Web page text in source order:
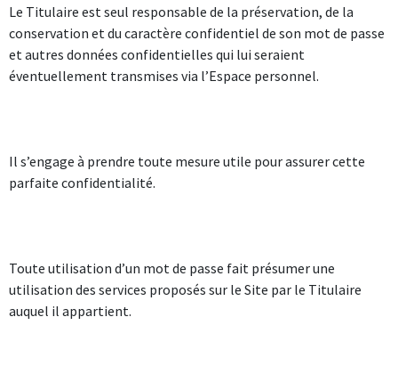
Le Titulaire est seul responsable de la préservation, de la
conservation et du caractère confidentiel de son mot de passe
et autres données confidentielles qui lui seraient
éventuellement transmises via l’Espace personnel.
Il s’engage à prendre toute mesure utile pour assurer cette
parfaite confidentialité.
Toute utilisation d’un mot de passe fait présumer une
utilisation des services proposés sur le Site par le Titulaire
auquel il appartient.